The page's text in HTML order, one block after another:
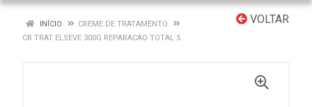
VOLTAR
INÍCIO
CREME DE TRATAMENTO
CR TRAT ELSEVE 300G REPARACAO TOTAL 5